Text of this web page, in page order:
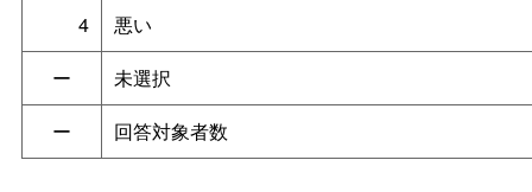
4
悪い
ー
未選択
ー
回答対象者数